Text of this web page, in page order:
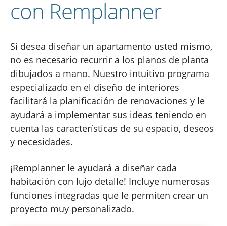
con Remplanner
Si desea diseñar un apartamento usted mismo,
no es necesario recurrir a los planos de planta
dibujados a mano. Nuestro intuitivo programa
especializado en el diseño de interiores
facilitará la planificación de renovaciones y le
ayudará a implementar sus ideas teniendo en
cuenta las características de su espacio, deseos
y necesidades.
¡Remplanner le ayudará a diseñar cada
habitación con lujo detalle! Incluye numerosas
funciones integradas que le permiten crear un
proyecto muy personalizado.